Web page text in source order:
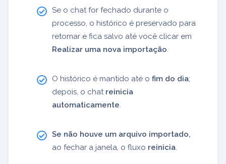
Se o chat for fechado durante o
processo, o histórico é preservado para
retomar e fica salvo até você clicar em
Realizar uma nova importação
O histórico é mantido até o fim do dia;
depois, o chat reinicia
automaticamente
Se não houve um arquivo importado,
ao fechar a janela, o fluxo reinicia